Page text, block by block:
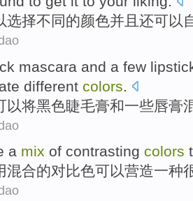
选择不同的颜色并且 还可以
mascara and a few
different colors
以将黑色睫毛膏和一些唇膏
a mix of contrasting colors
混合的对比色可以营造一种